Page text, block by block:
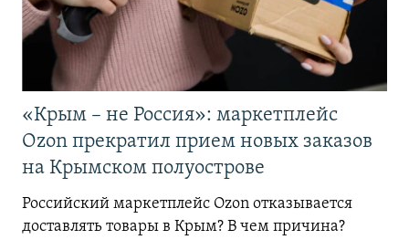
«Крым – не Россия»: маркетплейс
Ozon прекратил прием новых заказов
на Крымском полуострове
Российский маркетплейс Ozon отказывается
доставлять товары в Крым? В чем причина?